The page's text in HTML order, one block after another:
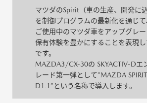
マツダのSpirit（車の生産、開発に
を制御プログラムの最新化を通じて
ご使用中のマツダ車をアップグレー
保有体験を豊かにすることを表現
です。
MAZDA3/CX-30の SKYACTIV-Dエ
レード第一弾として”MAZDA
D1.1”という名称で導入します。